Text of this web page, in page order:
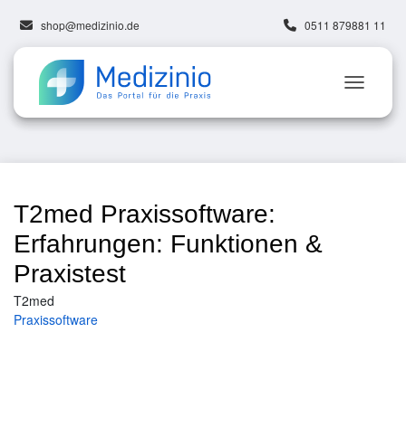
shop@medizinio.de 0511 879881 11
T2med Praxissoftware:
Erfahrungen: Funktionen &
Praxistest
T2med
Praxissoftware